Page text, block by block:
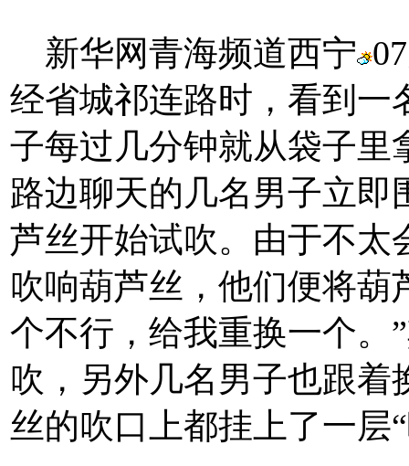
新华网青海频道西宁
经省城祁连路时，看到一
子每过几分钟就从袋子里
路边聊天的几名男子立即
芦丝开始试吹。由于不太
吹响葫芦丝，他们便将葫
个不行，给我重换一个。
吹，另外几名男子也跟着
丝的吹口上都挂上了一层